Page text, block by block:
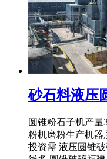
砂石料液压
圆锥粉石子机产量
粉机磨粉生产机器
投资需 液压圆锥